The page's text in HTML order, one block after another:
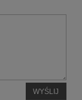
WYŚLIJ